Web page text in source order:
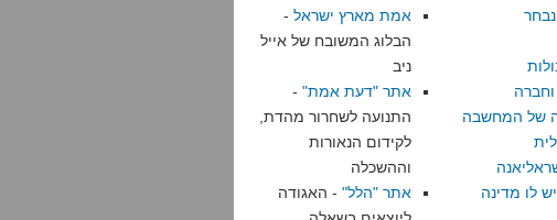
של המחשבה
לו מדינה
אמת מארץ ישראל -
הבלוג המשובח של אייל
ניב
אתר "דעת אמת" -
התנועה לשחרור מהדת,
לקידום הנאורות
וההשכלה
אתר "הלל" - האגודה